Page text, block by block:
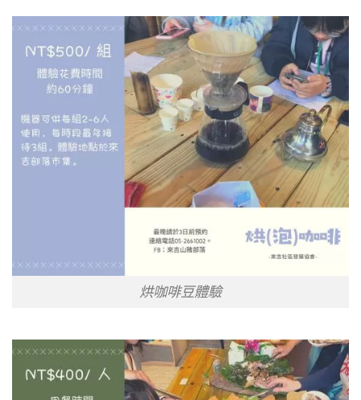
烘咖啡豆體驗